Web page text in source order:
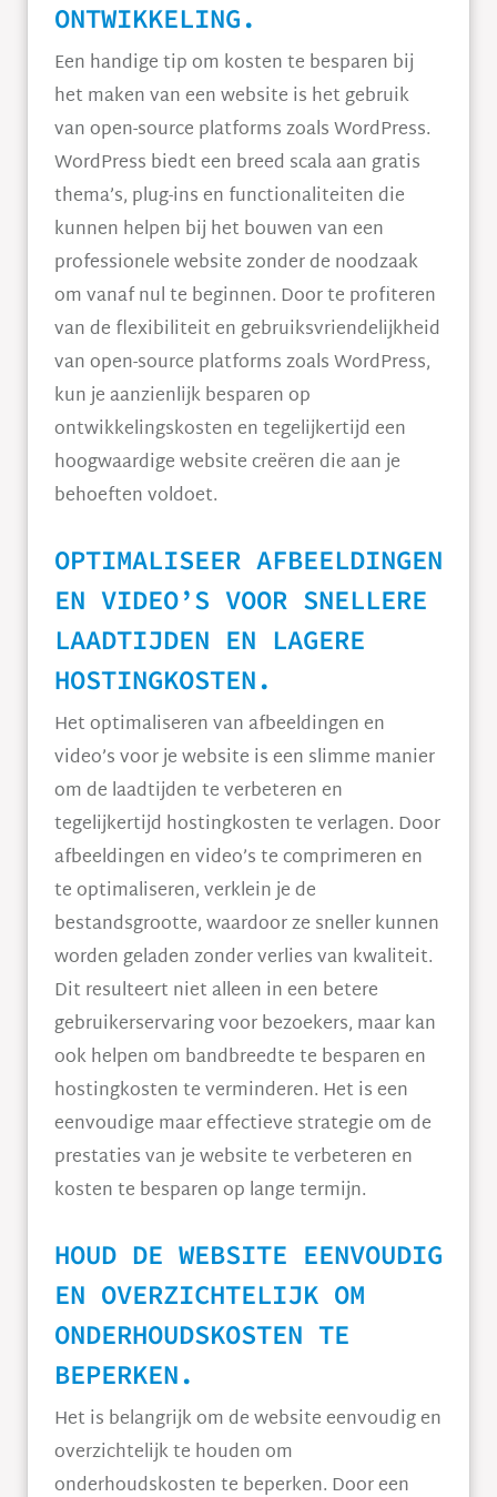
ONTWIKKELING.
Een handige tip om kosten te besparen bij
het maken van een website is het gebruik
van open-source platforms zoals WordPress.
WordPress biedt een breed scala aan gratis
thema’s, plug-ins en functionaliteiten die
kunnen helpen bij het bouwen van een
professionele website zonder de noodzaak
om vanaf nul te beginnen. Door te profiteren
van de flexibiliteit en gebruiksvriendelijkheid
van open-source platforms zoals WordPress,
kun je aanzienlijk besparen op
ontwikkelingskosten en tegelijkertijd een
hoogwaardige website creëren die aan je
behoeften voldoet.
OPTIMALISEER AFBEELDINGEN
EN VIDEO’S VOOR SNELLERE
LAADTIJDEN EN LAGERE
HOSTINGKOSTEN.
Het optimaliseren van afbeeldingen en
video’s voor je website is een slimme manier
om de laadtijden te verbeteren en
tegelijkertijd hostingkosten te verlagen. Door
afbeeldingen en video’s te comprimeren en
te optimaliseren, verklein je de
bestandsgrootte, waardoor ze sneller kunnen
worden geladen zonder verlies van kwaliteit.
Dit resulteert niet alleen in een betere
gebruikerservaring voor bezoekers, maar kan
ook helpen om bandbreedte te besparen en
hostingkosten te verminderen. Het is een
eenvoudige maar effectieve strategie om de
prestaties van je website te verbeteren en
kosten te besparen op lange termijn.
HOUD DE WEBSITE EENVOUDIG
EN OVERZICHTELIJK OM
ONDERHOUDSKOSTEN TE
BEPERKEN.
Het is belangrijk om de website eenvoudig en
overzichtelijk te houden om
onderhoudskosten te beperken. Door een